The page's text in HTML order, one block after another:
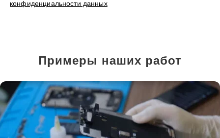
конфиденциальности данных
Примеры наших работ